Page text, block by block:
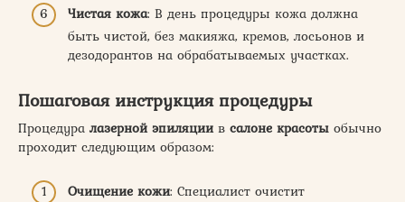
Чистая кожа: В день процедуры кожа должна
быть чистой, без макияжа, кремов, лосьонов и
дезодорантов на обрабатываемых участках.
Пошаговая инструкция процедуры
Процедура лазерной эпиляциив салоне красоты обычно
проходит следующим образом:
Очищение кожи: Специалист очистит